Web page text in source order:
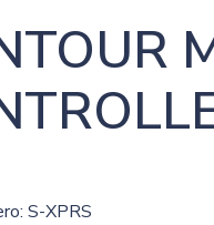
S-XPRS